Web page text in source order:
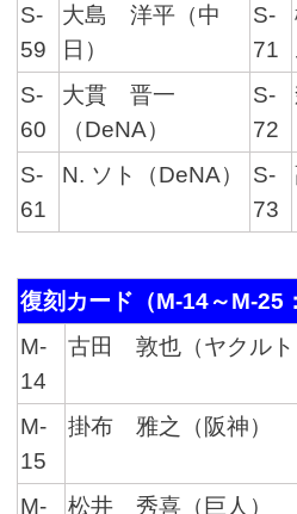
S-
59
大島 洋平（中
日）
S-
71
S-
60
大貫 晋一
（DeNA）
S-
72
S-
61
N. ソト（DeNA）
S-
73
復刻カード（M-14～M-25
M-
14
古田 敦也（ヤクルト
M-
15
掛布 雅之（阪神）
M- 松井 秀喜（巨人）